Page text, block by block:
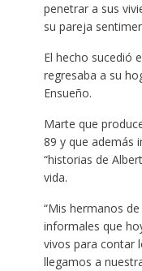
penetrar a sus
su pareja
El hecho sucedió
regresaba a su
Ensueño.
Marte que
89 y que además
“historias de
vida.
“Mis hermanos
informales que
vivos para contar
llegamos a